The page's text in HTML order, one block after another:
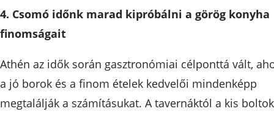
4. Csomó időnk marad kipróbálni a görög konyha
finomságait
Athén az idők során gasztronómiai célponttá vált,
a jó borok és a finom ételek kedvelői mindenképp
megtalálják a számításukat. A tavernáktól a kis